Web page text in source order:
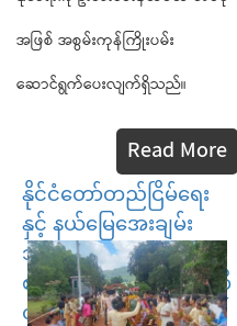
အဖြစ် အစွမ်းကုန်ကြိုးပမ်း
ဆောင်ရွက်ပေးလျက်ရှိသည်။
Read More
နိုင်ငံတော်တည်ငြိမ်ရေး
နှင့် နယ်မြေအေးချမ်း
သာယာရေးအတွက်
စစ်ဆင်ရေး တာဝန်များကို
ထမ်းဆောင်ခဲ့သည့်